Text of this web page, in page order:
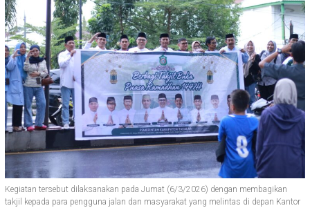
Kegiatan tersebut dilaksanakan pada Jumat (6/3/2026) dengan membagikan
takjil kepada para pengguna jalan dan masyarakat yang melintas di depan Kantor